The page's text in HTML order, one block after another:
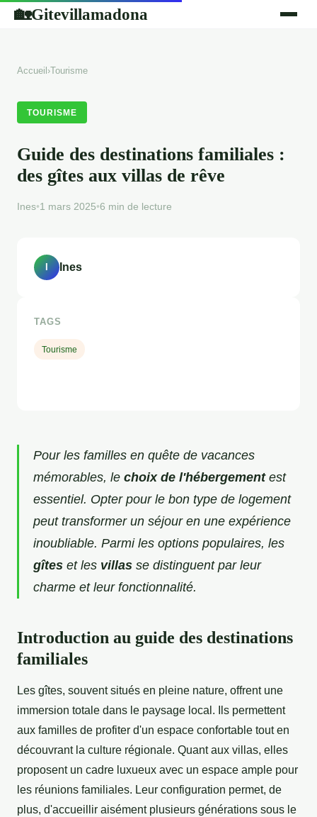
🏡Gitevillamadona
Accueil ›Tourisme
TOURISME
Guide des destinations familiales :
des gîtes aux villas de rêve
Ines•1 mars 2025•6 min de lecture
Pour les familles en quête de vacances
mémorables, le choix de l'hébergementest
essentiel. Opter pour le bon type de logement
peut transformer un séjour en une expérience
inoubliable. Parmi les options populaires, les
gîtes et les villas se distinguent par leur
charme et leur fonctionnalité.
Introduction au guide des destinations
familiales
Les gîtes, souvent situés en pleine nature, offrent une
immersion totale dans le paysage local. Ils permettent
aux familles de profiter d'un espace confortable tout en
découvrant la culture régionale. Quant aux villas, elles
proposent un cadre luxueux avec un espace ample pour
les réunions familiales. Leur configuration permet, de
plus, d'accueillir aisément plusieurs générations sous le
I Ines
TAGS
Tourisme